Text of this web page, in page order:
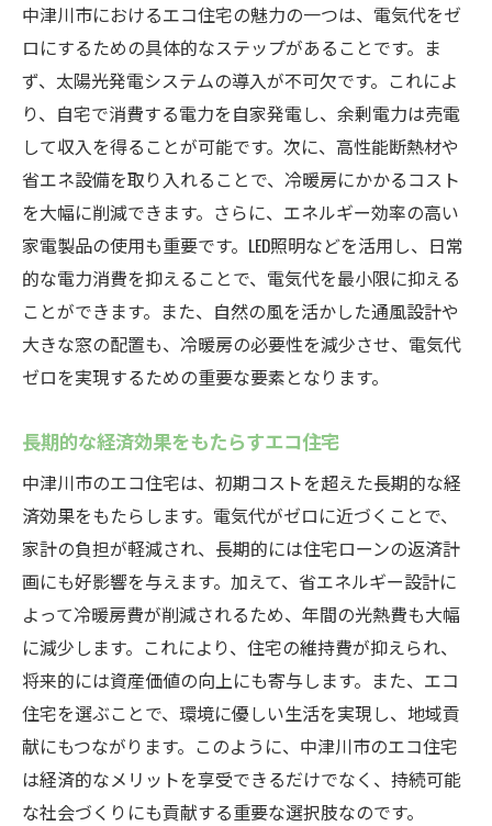
中津川市におけるエコ住宅の魅力の一つは、電気代をゼ
ロにするための具体的なステップがあることです。ま
ず、太陽光発電システムの導入が不可欠です。これによ
り、自宅で消費する電力を自家発電し、余剰電力は売電
して収入を得ることが可能です。次に、高性能断熱材や
省エネ設備を取り入れることで、冷暖房にかかるコスト
を大幅に削減できます。さらに、エネルギー効率の高い
家電製品の使用も重要です。LED照明などを活用し、日常
的な電力消費を抑えることで、電気代を最小限に抑える
ことができます。また、自然の風を活かした通風設計や
大きな窓の配置も、冷暖房の必要性を減少させ、電気代
ゼロを実現するための重要な要素となります。
長期的な経済効果をもたらすエコ住宅
中津川市のエコ住宅は、初期コストを超えた長期的な経
済効果をもたらします。電気代がゼロに近づくことで、
家計の負担が軽減され、長期的には住宅ローンの返済計
画にも好影響を与えます。加えて、省エネルギー設計に
よって冷暖房費が削減されるため、年間の光熱費も大幅
に減少します。これにより、住宅の維持費が抑えられ、
将来的には資産価値の向上にも寄与します。また、エコ
住宅を選ぶことで、環境に優しい生活を実現し、地域貢
献にもつながります。このように、中津川市のエコ住宅
は経済的なメリットを享受できるだけでなく、持続可能
な社会づくりにも貢献する重要な選択肢なのです。